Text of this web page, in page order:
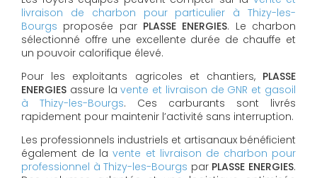
livraison de charbon pour particulier à Thizy-les-
Bourgs proposée par PLASSE ENERGIES. Le charbon
sélectionné offre une excellente durée de chauffe et
un pouvoir calorifique élevé.
Pour les exploitants agricoles et chantiers, PLASSE
ENERGIES assure lavente et livraison de GNR et gasoil
à Thizy-les-Bourgs. Ces carburants sont livrés
rapidement pour maintenir l’activité sans interruption.
Les professionnels industriels et artisanaux bénéficient
également de lavente et livraison de charbon pour
professionnel à Thizy-les-Bourgs par PLASSE ENERGIES.